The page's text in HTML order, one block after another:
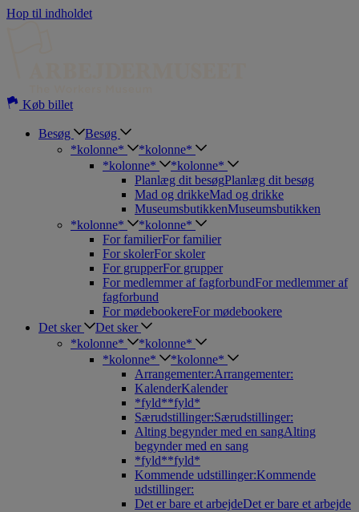
Hop til indholdet
Køb billet
Besøg
Besøg
*kolonne*
*kolonne*
*kolonne*
*kolonne*
Planlæg dit besøgPlanlæg dit besøg
Mad og drikkeMad og drikke
MuseumsbutikkenMuseumsbutikken
*kolonne*
*kolonne*
For familierFor familier
For skolerFor skoler
For grupperFor grupper
For medlemmer af fagforbundFor medlemmer af
fagforbund
For mødebookereFor mødebookere
Det sker
Det sker
*kolonne*
*kolonne*
*kolonne*
*kolonne*
Arrangementer:Arrangementer:
KalenderKalender
*fyld**fyld*
Særudstillinger:Særudstillinger:
Alting begynder med en sangAlting
begynder med en sang
*fyld**fyld*
Kommende udstillinger:Kommende
udstillinger:
Det er bare et arbejdeDet er bare et arbejde